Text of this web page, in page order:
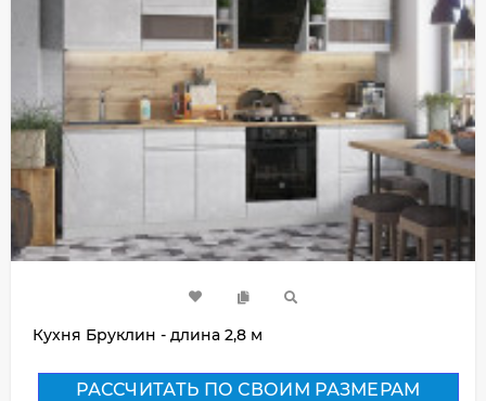
Кухня Бруклин - длина 2,8 м
РАССЧИТАТЬ ПО СВОИМ РАЗМЕРАМ